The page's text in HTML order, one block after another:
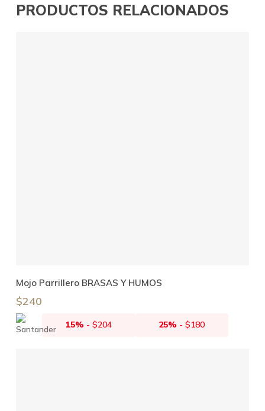
PRODUCTOS RELACIONADOS
Añadir Al Carrito
Mojo Parrillero BRASAS Y HUMOS
$240
15% - $204 25% -$180